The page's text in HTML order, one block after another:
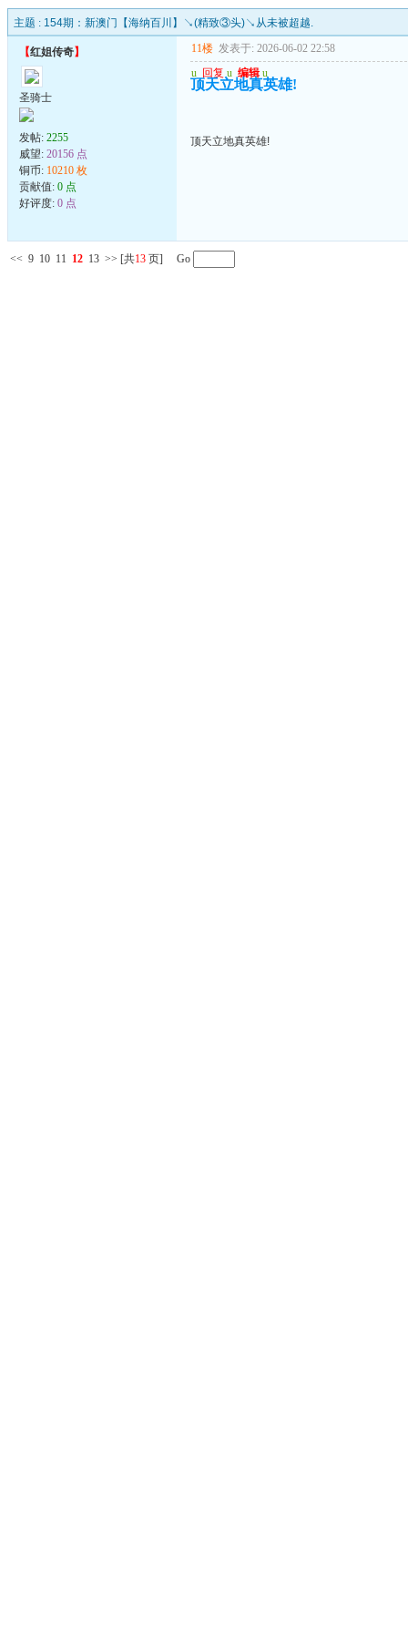
主题 : 154期：新澳门【海纳百川】↘(精致③头)↘从未被超越.
【红姐传奇】
圣骑士
发帖: 2255
威望: 20156 点
铜币: 10210 枚
贡献值: 0 点
好评度: 0 点
11楼 发表于: 2026-06-02 22:58
u 回复 u 编辑 u
顶天立地真英雄!
顶天立地真英雄!
<< 9 10 11 12 13 >> [共13 页] Go